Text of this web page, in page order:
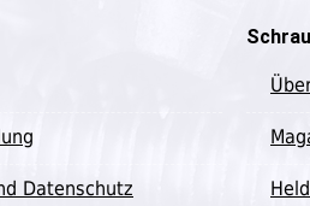
Datenschutz